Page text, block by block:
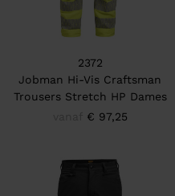
2372
Jobman Hi-Vis Craftsman
Trousers Stretch HP Dames
€ 97,25